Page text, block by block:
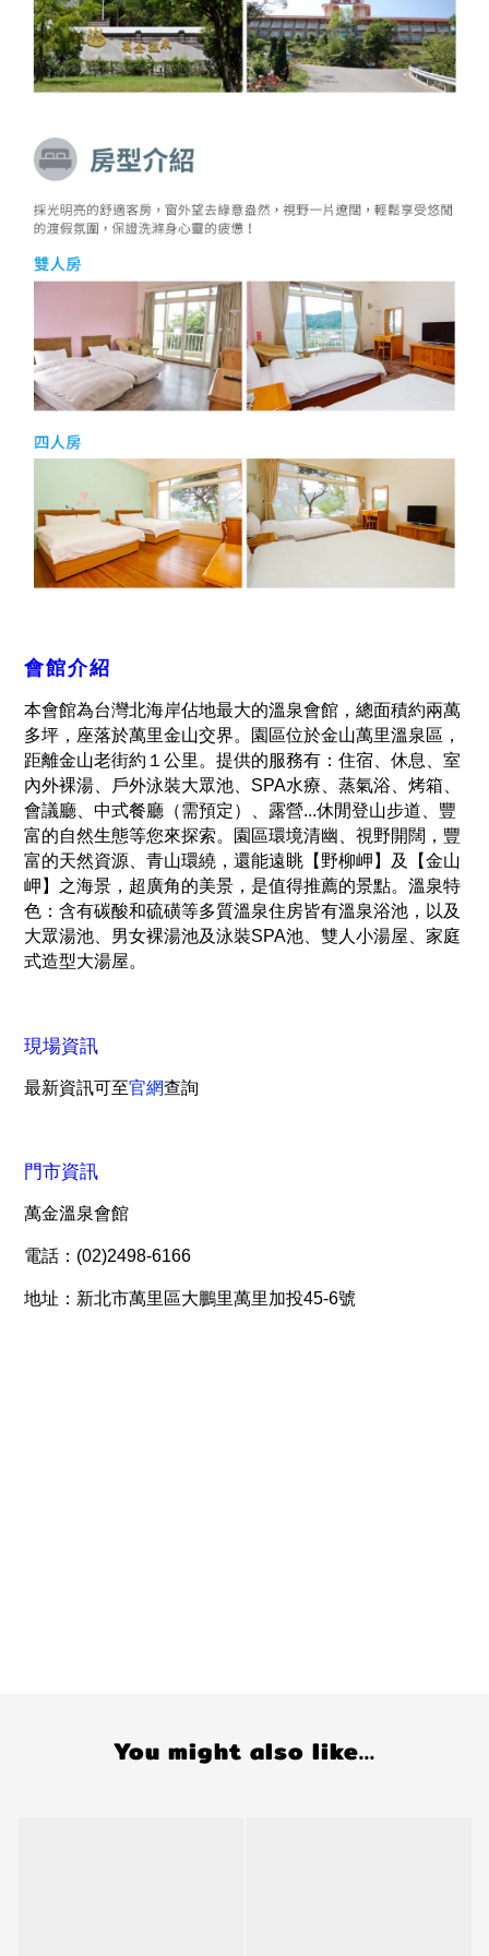
會館介紹
本會館為台灣北海岸佔地最大的溫泉會館，總面積約兩萬
多坪，座落於萬里金山交界。園區位於金山萬里溫泉區，
距離金山老街約１公里。提供的服務有：住宿、休息、室
內外裸湯、戶外泳裝大眾池、SPA水療、蒸氣浴、烤箱、
會議廳、中式餐廳（需預定）、露營...休閒登山步道、豐
富的自然生態等您來探索。園區環境清幽、視野開闊，豐
富的天然資源、青山環繞，還能遠眺【野柳岬】及【金山
岬】之海景，超廣角的美景，是值得推薦的景點。溫泉特
色：含有碳酸和硫磺等多質溫泉住房皆有溫泉浴池，以及
大眾湯池、男女裸湯池及泳裝SPA池、雙人小湯屋、家庭
式造型大湯屋。
現場資訊
最新資訊可至官網查詢
門市資訊
萬金溫泉會館
電話：(02)2498-6166
地址：新北市萬里區大鵬里萬里加投45-6號
You might also like...